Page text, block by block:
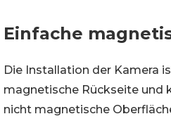
Einfache
Die Installation der Kamera
magnetische Rückseite und
nicht magnetische